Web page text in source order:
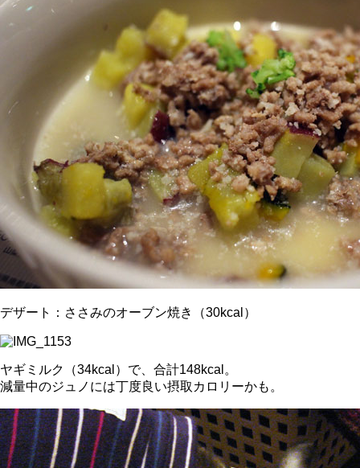
デザート：ささみのオーブン焼き（30kcal）
ヤギミルク（34kcal）で、合計148kcal。
減量中のジュノには丁度良い摂取カロリーかも。